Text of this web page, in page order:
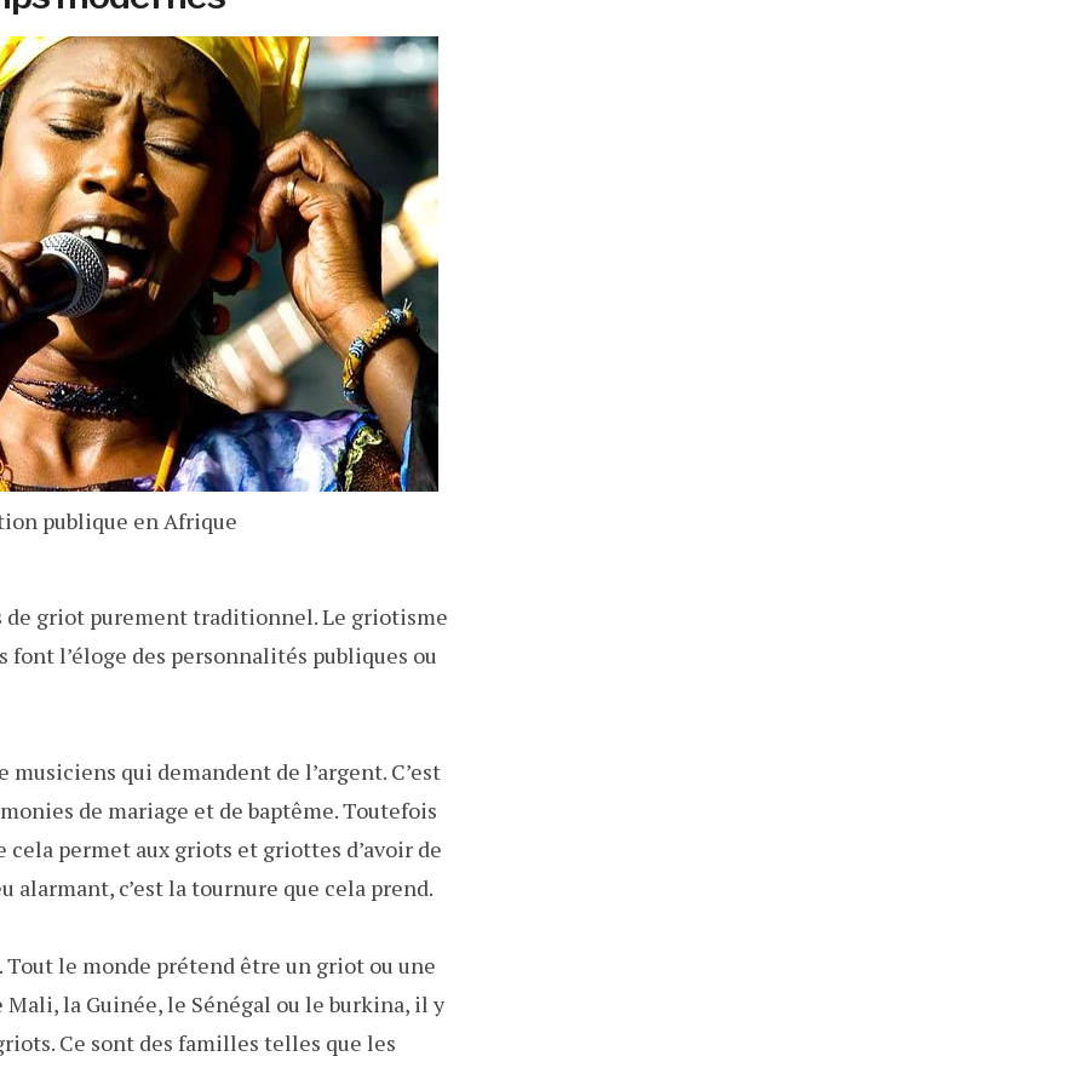
publique en Afrique
de griot purement traditionnel. Le griotisme
l’éloge des personnalités publiques ou
qui demandent de l’argent. C’est
de mariage et de baptême. Toutefois
cela permet aux griots et griottes d’avoir de
alarmant, c’est la tournure que cela prend.
le monde prétend être un griot ou une
la Guinée, le Sénégal ou le burkina, il y
Ce sont des familles telles que les